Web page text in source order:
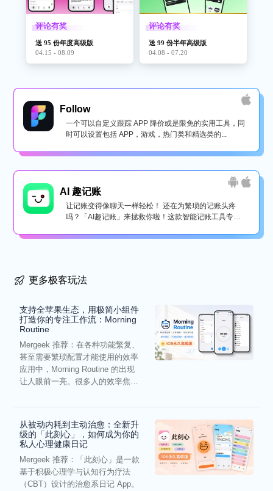
评论有奖
送 95 份年度高级版
04.15 - 08.09
评论有奖
送 99 份半年高级版
04.08 - 07.20
Follow
一个可以自定义跟踪 APP 降价或是限免的实用工具，同
时可以设置包括 APP，游戏，热门类和精选类的...
AI 趣记账
让记账变得像聊天一样轻松！ 还在为繁琐的记账头疼
吗？「AI趣记账」来拯救你啦！这款智能记账工具专为
更多极客玩法
支持全苹果生态，用极简小组件
打造你的专注工作流：Morning
Routine
Mergeek 推荐：在各种功能繁复、
甚至需要繁琐配置才能使用的效率
应用中，Morning Routine 的出现
让人眼前一亮。很多人的效率焦
从被动内耗到主动治愈：全新升
级的「此刻心」，如何成为你的
私人心理健康日记
Mergeek 推荐：「此刻心」是一款
基于积极心理学与认知行为疗法
（CBT）设计的治愈系日记 App。